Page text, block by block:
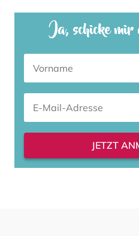
Ja, schicke
JETZT